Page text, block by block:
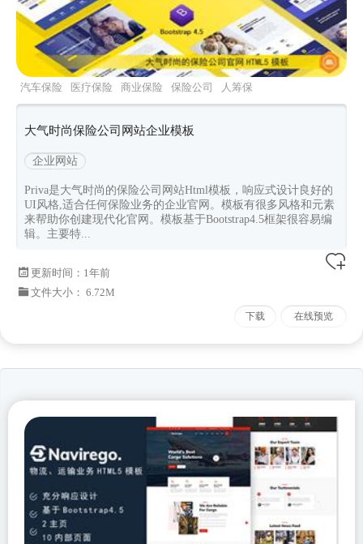
汽车保险 医疗保险 商业保险 保险公司
人筹保
险
大气时尚保险公司网站企业模板
企业网站
Priva是大气时尚的保险公司网站Html模板，响应式设计良好的
UI风格,适合任何保险业务的企业官网。模板有很多风格和元素
来帮助你创建现代化官网。模板基于Bootstrap4.5框架很容易编
辑。主要特...
更新时间： 1年前
文件大小： 6.72M
下载 在线预览